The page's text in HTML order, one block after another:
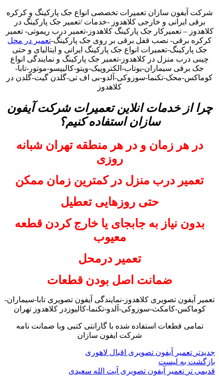
شرکت آیفون سازان تعمیرات تخصصی انواع جک پارکینگ و کرکره
برقی ایرانی و خارجی کلاهدوز -خدمات /تعمیر جک پارکینگ در
کلاهدوز – تعمیرکار جک پارکینگ کلاهدوز-تعمیر درب ریموتی- تعمیر
کرکره برقی- نصب قفل برقی بر روی جک پارکینگ-تعمیر در محل
جک پارکینگ-تعمیرات انواع جک پارکینگ ایرانی و ایتالیای و حتی
چینی درب منزل در کلاهدوز-تعمیر جک پارکینگ و نمایندگی انواع
جک برقی سیماران-یوتاب-الکتروپیک-ویتو-کالیپسو-موتور-تابا-
کوماکس-محک-تکنما-سوزوکی-آلدو-بی اف تی-گلدن گیت-گلدن در
کلاهدوز
چرا از خدمات انلاین تعمیرات شرکت آیفون
سازان استفاده کنیم؟
در هر زمان و در هر منطقه تهران شبانه
روزی
تعمیر درب منزل در کمترین زمان ممکن
حتی روزهایی تعطیل
بدون نیاز به جابجای یا خارج کردن قطعه
معیوب
تعمیر درمحل
ضمانت اصل بودن قطعات
تعمیر آیفون تصویری کلاهدوز-نمایندگی آیفون تصویری تابا-سیماران-
کوماکس-کامکث-سوزوکی-آلدو-تکنما-کالیوزدر کلاهدوز تهران
تمامی قطعات استفاده شده با گارانتی کتبی وبا ضمانت نامه
شرکت ایفون سازان
جدیدتر تعمیر آیفون تصویری اقبال لاهوری
بازگشت به لیست
قدیمی تر تعمیر آیفون تصویری آیت الله سعیدی